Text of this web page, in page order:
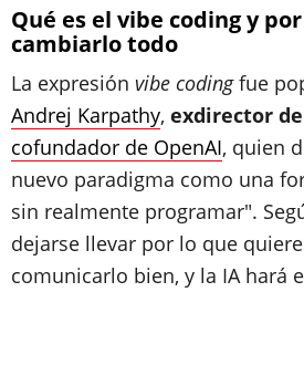
Qué es el vibe coding y
cambiarlo todo
La expresión vibe codingfue
Andrej Karpathy, exdirector
cofundador de OpenAI, quien
nuevo paradigma como una
sin realmente programar".
dejarse llevar por lo que
comunicarlo bien, y la IA hará